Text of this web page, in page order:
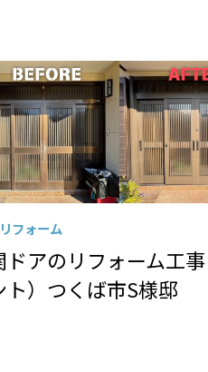
フォーム
ドアのリフォーム工
ト）つくば市S様邸